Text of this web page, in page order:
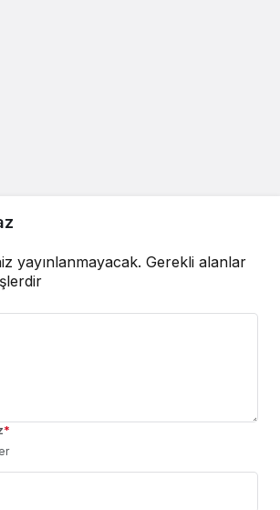
yayınlanmayacak. Gerekli alanlar
*